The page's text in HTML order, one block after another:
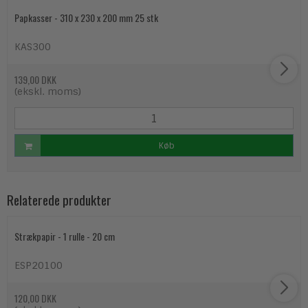
Papkasser - 310 x 230 x 200 mm 25 stk
KAS300
139,00 DKK
(ekskl. moms)
Køb
Relaterede produkter
Strækpapir - 1 rulle - 20 cm
ESP20100
120,00 DKK